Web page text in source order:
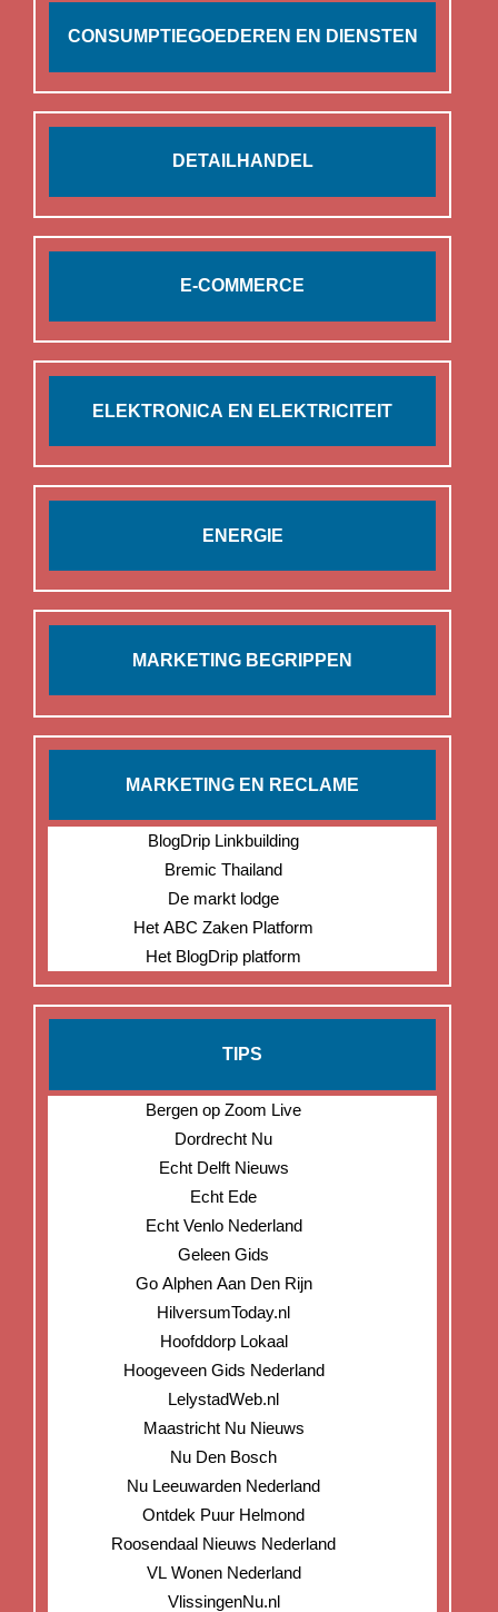
CONSUMPTIEGOEDEREN EN DIENSTEN
DETAILHANDEL
E-COMMERCE
ELEKTRONICA EN ELEKTRICITEIT
ENERGIE
MARKETING BEGRIPPEN
MARKETING EN RECLAME
BlogDrip Linkbuilding
Bremic Thailand
De markt lodge
Het ABC Zaken Platform
Het BlogDrip platform
TIPS
Bergen op Zoom Live
Dordrecht Nu
Echt Delft Nieuws
Echt Ede
Echt Venlo Nederland
Geleen Gids
Go Alphen Aan Den Rijn
HilversumToday.nl
Hoofddorp Lokaal
Hoogeveen Gids Nederland
LelystadWeb.nl
Maastricht Nu Nieuws
Nu Den Bosch
Nu Leeuwarden Nederland
Ontdek Puur Helmond
Roosendaal Nieuws Nederland
VL Wonen Nederland
VlissingenNu.nl